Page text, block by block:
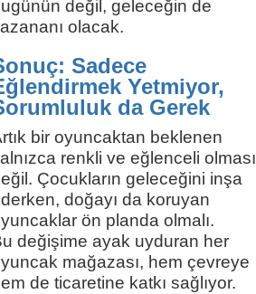
değil, geleceğin de
olacak.
Sadece
Yetmiyor,
da Gerek
bir oyuncaktan beklenen
renkli ve eğlenceli olması
Çocukların geleceğini inşa
doğayı da koruyan
ön planda olmalı.
değişime ayak uyduran her
mağazası, hem çevreye
de ticaretine katkı sağlıyor.